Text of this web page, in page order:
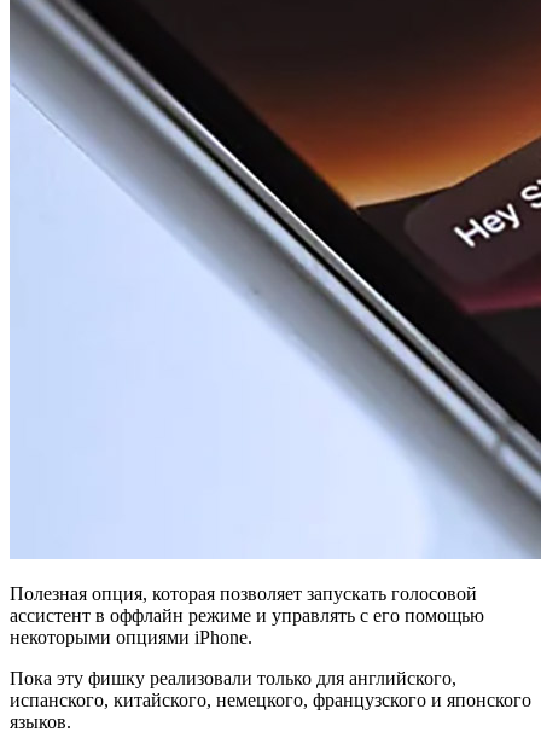
Полезная опция, которая позволяет запускать голосовой
ассистент в оффлайн режиме и управлять с его помощью
некоторыми опциями iPhone.
Пока эту фишку реализовали только для английского,
испанского, китайского, немецкого, французского и японского
языков.